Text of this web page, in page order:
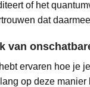
of het
dat
van
ervaren hoe je
op deze